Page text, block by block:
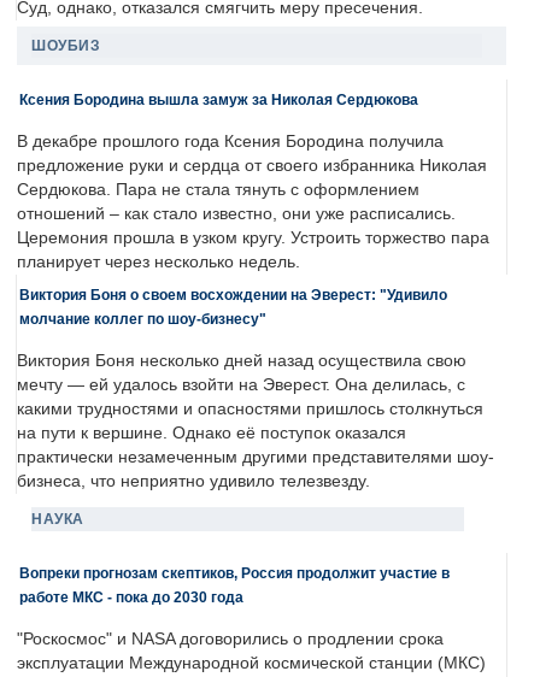
Суд, однако, отказался смягчить меру пресечения.
ШОУБИЗ
Ксения Бородина вышла замуж за Николая Сердюкова
В декабре прошлого года Ксения Бородина получила
предложение руки и сердца от своего избранника Николая
Сердюкова. Пара не стала тянуть с оформлением
отношений – как стало известно, они уже расписались.
Церемония прошла в узком кругу. Устроить торжество пара
планирует через несколько недель.
Виктория Боня о своем восхождении на Эверест: "Удивило
молчание коллег по шоу-бизнесу"
Виктория Боня несколько дней назад осуществила свою
мечту — ей удалось взойти на Эверест. Она делилась, с
какими трудностями и опасностями пришлось столкнуться
на пути к вершине. Однако её поступок оказался
практически незамеченным другими представителями шоу-
бизнеса, что неприятно удивило телезвезду.
НАУКА
Вопреки прогнозам скептиков, Россия продолжит участие в
работе МКС - пока до 2030 года
"Роскосмос" и NASA договорились о продлении срока
эксплуатации Международной космической станции (МКС)